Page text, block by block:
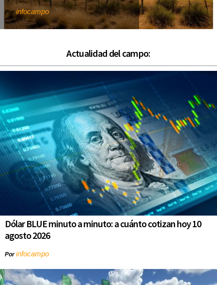
Porinfocampo
Actualidad del campo:
Dólar BLUE minuto a minuto: a cuánto cotizan hoy 10
agosto 2026
Porinfocampo